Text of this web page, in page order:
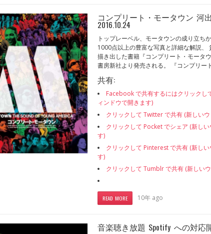
コンプリート・モータウン 河
2016.10.24
トップレーベル、モータウンの成り立ち
1000点以上の豊富な写真と詳細な解説、
描き出した書籍『コンプリート・モータ
書房新社より発売される。 『コンプリー
共有:
Facebook で共有するにはクリックし
ィンドウで開きます)
クリックして Twitter で共有 (新しい
クリックして Pocket でシェア (新し
す)
クリックして Pinterest で共有 (新しい
す)
クリックして Tumblr で共有 (新しい
READ MORE 10年 ago
音楽聴き放題 Spotify への対応